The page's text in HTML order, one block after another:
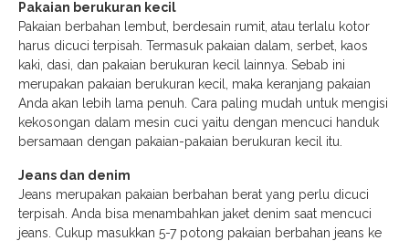
Pakaian berukuran kecil
Pakaian berbahan lembut, berdesain rumit, atau terlalu kotor
harus dicuci terpisah. Termasuk pakaian dalam, serbet, kaos
kaki, dasi, dan pakaian berukuran kecil lainnya. Sebab ini
merupakan pakaian berukuran kecil, maka keranjang pakaian
Anda akan lebih lama penuh. Cara paling mudah untuk mengisi
kekosongan dalam mesin cuci yaitu dengan mencuci handuk
bersamaan dengan pakaian-pakaian berukuran kecil itu.
Jeans dan denim
Jeans merupakan pakaian berbahan berat yang perlu dicuci
terpisah. Anda bisa menambahkan jaket denim saat mencuci
jeans. Cukup masukkan 5-7 potong pakaian berbahan jeans ke